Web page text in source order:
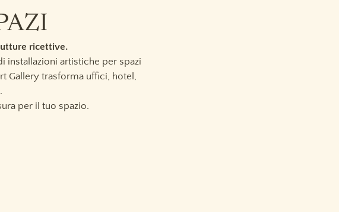
ricettive.
installazioni artistiche per spazi
Gallery trasforma uffici, hotel,
per il tuo spazio.